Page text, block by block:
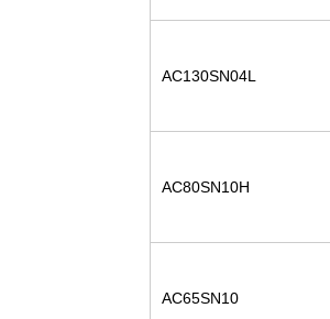
AC130SN04L
AC80SN10H
AC65SN10